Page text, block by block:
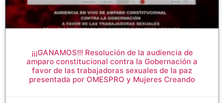
¡¡¡GANAMOS!!! Resolución de la audiencia de
amparo constitucional contra la Gobernación a
favor de las trabajadoras sexuales de la paz
presentada por OMESPRO y Mujeres Creando